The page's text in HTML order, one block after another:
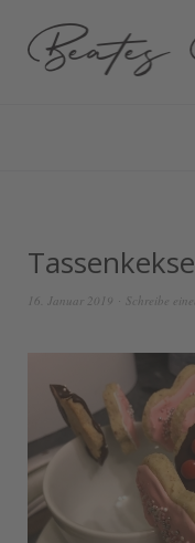
16. Januar 2019 Schreibe